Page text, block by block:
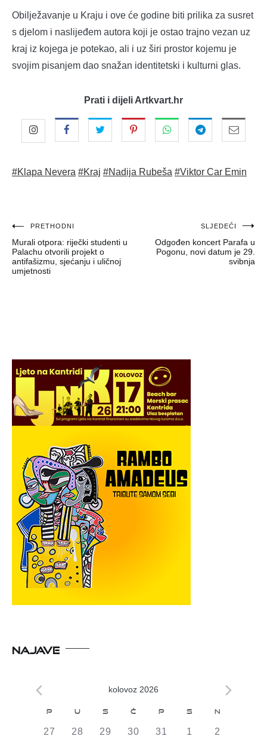
Obilježavanje u Kraju i ove će godine biti prilika za susret
s djelom i naslijeđem autora koji je ostao trajno vezan uz
kraj iz kojega je potekao, ali i uz širi prostor kojemu je
svojim pisanjem dao snažan identitetski i kulturni glas.
Prati i dijeli Artkvart.hr
#Klapa Nevera #Kraj #Nadija Rubeša #Viktor Car Emin
Navigacija
objava
PRETHODNI
Murali otpora: riječki studenti u
Palachu otvorili projekt o
antifašizmu, sjećanju i uličnoj
umjetnosti
SLJEDEĆI
Odgođen koncert Parafa u
Pogonu, novi datum je 29.
svibnja
NAJAVE
kolovoz 2026
Kalendar
od
P U S Č P S N
0
27
0
28
0
29
0
30
0
31
0
1
0
2